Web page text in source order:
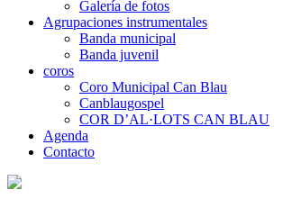
Galería de fotos
Agrupaciones instrumentales
Banda municipal
Banda juvenil
coros
Coro Municipal Can Blau
Canblaugospel
COR D’AL·LOTS CAN BLAU
Agenda
Contacto